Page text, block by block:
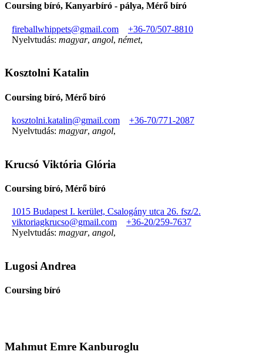
Coursing bíró, Kanyarbíró - pálya, Mérő bíró
fireballwhippets@gmail.com
+36-70/507-8810
Nyelvtudás: magyar, angol, német,
Kosztolni Katalin
Coursing bíró, Mérő bíró
kosztolni.katalin@gmail.com
+36-70/771-2087
Nyelvtudás: magyar, angol,
Krucsó Viktória Glória
Coursing bíró, Mérő bíró
1015 Budapest I. kerület, Csalogány utca 26. fsz/2.
viktoriagkrucso@gmail.com
+36-20/259-7637
Nyelvtudás: magyar, angol,
Lugosi Andrea
Coursing bíró
Mahmut Emre Kanburoglu